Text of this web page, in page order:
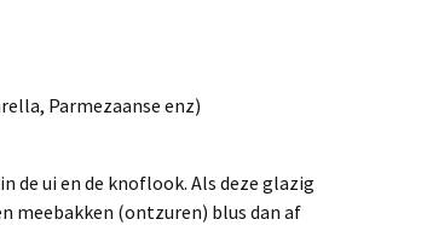
Parmezaanse enz)
de ui en de knoflook. Als deze glazig
meebakken (ontzuren) blus dan af